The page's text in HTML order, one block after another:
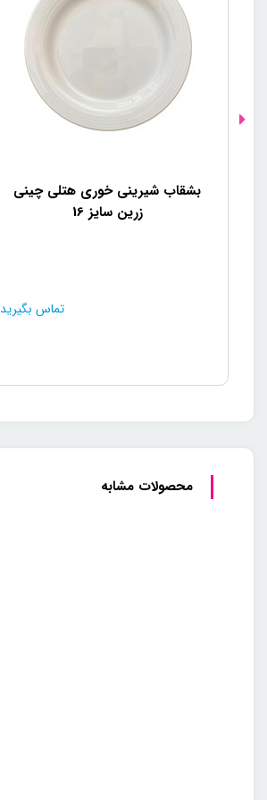
بشقاب شیرینی خوری هتلی چینی
زرین سایز 16
تماس بگیرید
محصولات مشابه